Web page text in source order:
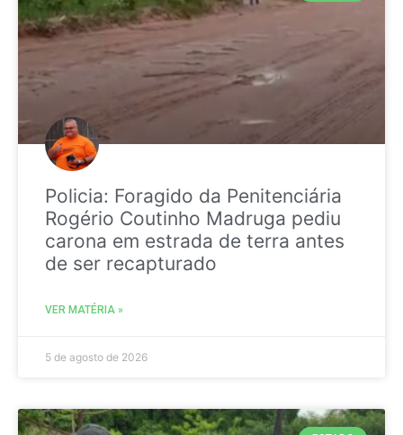
Policia: Foragido da Penitenciária
Rogério Coutinho Madruga pediu
carona em estrada de terra antes
de ser recapturado
VER MATÉRIA »
5 de agosto de 2026